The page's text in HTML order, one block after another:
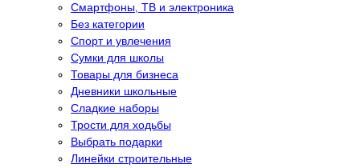
Смартфоны, ТВ и электроника
Без категории
Спорт и увлечения
Сумки для школы
Товары для бизнеса
Дневники школьные
Сладкие наборы
Трости для ходьбы
Выбрать подарки
Линейки строительные